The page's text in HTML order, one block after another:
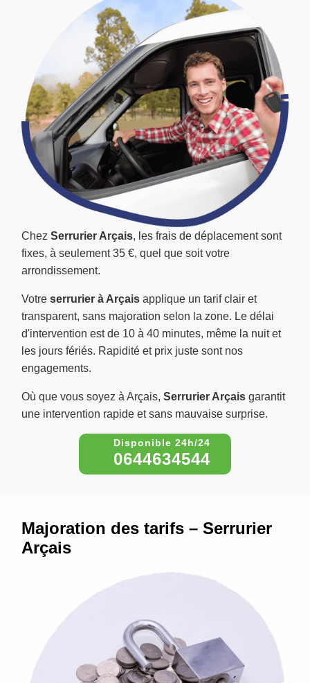
Chez Serrurier Arçais, les frais de déplacement sont
fixes, à seulement 35 €, quel que soit votre
arrondissement.
Votre serrurier à Arçais applique un tarif clair et
transparent, sans majoration selon la zone. Le délai
d'intervention est de 10 à 40 minutes, même la nuit et
les jours fériés. Rapidité et prix juste sont nos
engagements.
Où que vous soyez à Arçais, Serrurier Arçais garantit
une intervention rapide et sans mauvaise surprise.
0644634544
Majoration des tarifs – Serrurier
Arçais